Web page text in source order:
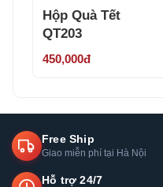
Hộp Quà Tết
QT203
450,000đ
Free Ship
Giao miễn phí tại Hà Nội
Hỗ trợ 24/7